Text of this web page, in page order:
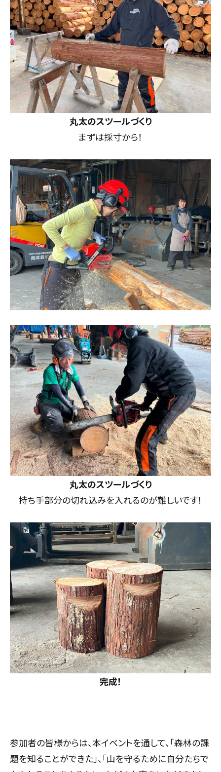
丸太のスツールづくり
まずは採寸から！
丸太のスツールづくり
持ち手部分の切れ込みを入れるのが難しいです！
完成！
参加者の皆様からは、本イベントを通して、「森林の課
題を知ることができた」、「山を守るために自分たちで